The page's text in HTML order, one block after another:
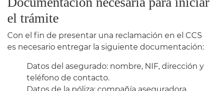
el trámite
Con el fin de presentar una reclamación en el CCS
es necesario entregar la siguiente documentación:
Datos del asegurado: nombre, NIF, dirección y
teléfono de contacto.